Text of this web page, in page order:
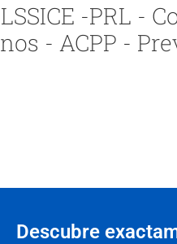
LSSICE -PRL -
- ACPP -
Descubre